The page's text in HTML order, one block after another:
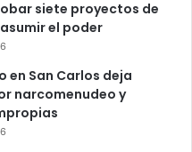
siete proyectos de
el poder
en San Carlos deja
narcomenudeo y